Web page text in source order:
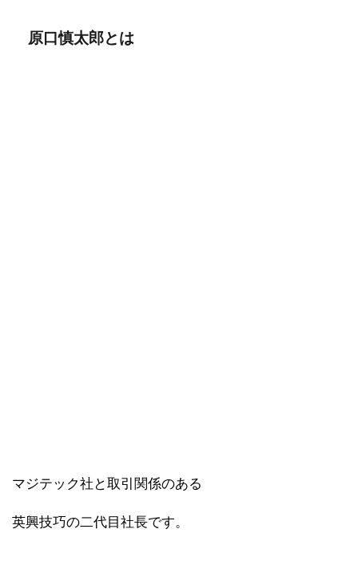
原口慎太郎とは
マジテック社と取引関係のある
英興技巧の二代目社長です。